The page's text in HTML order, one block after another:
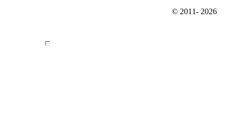
© 2011- 2026